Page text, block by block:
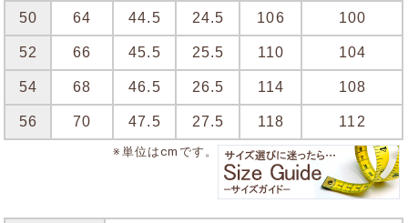
50 64 44.5 24.5 106 100
52 66 45.5 25.5 110 104
54 68 46.5 26.5 114 108
56 70 47.5 27.5 118 112
※単位はcmです。